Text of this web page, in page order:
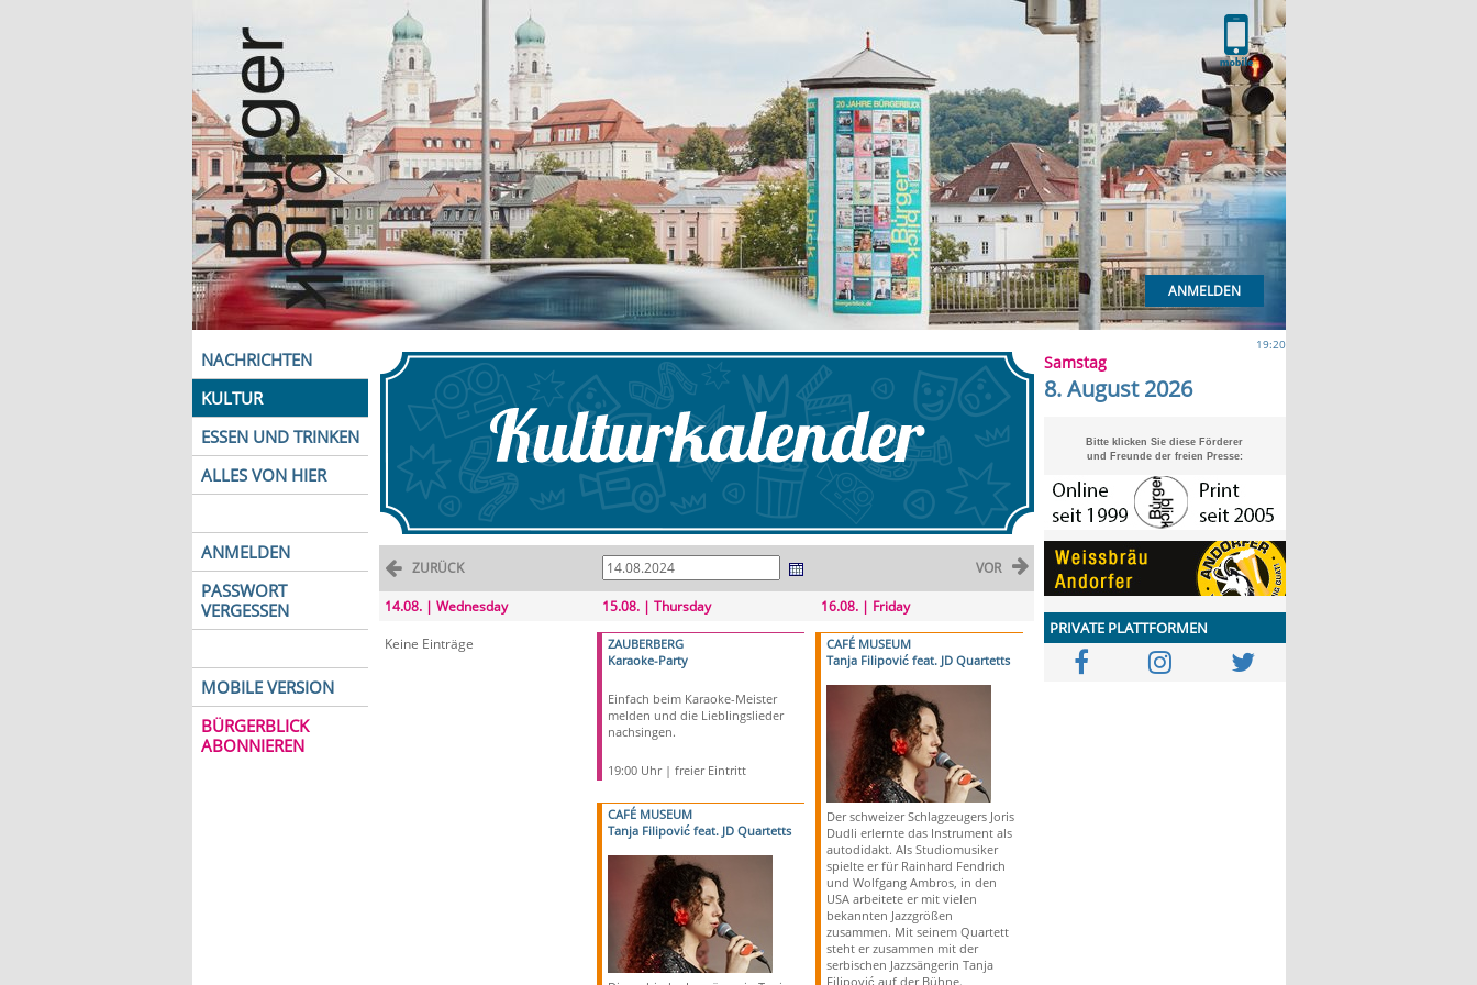
ANMELDEN
NACHRICHTEN
KULTUR
ESSEN UND TRINKEN
ALLES VON HIER
ANMELDEN
PASSWORT
VERGESSEN
MOBILE VERSION
BÜRGERBLICK
ABONNIEREN
ZURÜCK VOR
14.08. | Wednesday
Keine Einträge
15.08. | Thursday
ZAUBERBERG
Karaoke-Party
Einfach beim Karaoke-Meister
melden und die Lieblingslieder
nachsingen.
19:00 Uhr | freier Eintritt
CAFÉ MUSEUM
Tanja Filipović feat. JD Quartetts
16.08. | Friday
CAFÉ MUSEUM
Tanja Filipović feat. JD Quartetts
Der schweizer Schlagzeugers Joris
Dudli erlernte das Instrument als
autodidakt. Als Studiomusiker
spielte er für Rainhard Fendrich
und Wolfgang Ambros, in den
USA arbeitete er mit vielen
bekannten Jazzgrößen
zusammen. Mit seinem Quartett
steht er zusammen mit der
serbischen Jazzsängerin Tanja
Filipović auf der Bühne.
19:20
Samstag
8. August 2026
Bitte klicken Sie diese Förderer
und Freunde der freien Presse:
PRIVATE PLATTFORMEN